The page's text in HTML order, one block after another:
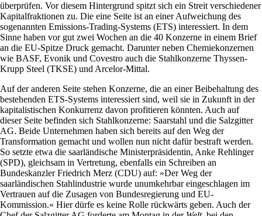
überprüfen. Vor diesem Hintergrund spitzt sich ein Streit verschiedener
Kapitalfraktionen zu. Die eine Seite ist an einer Aufweichung des
sogenannten Emissions-Trading-Systems (ETS) interessiert. In dem
Sinne haben vor gut zwei Wochen an die 40 Konzerne in einem Brief
an die EU-Spitze Druck gemacht. Darunter neben Chemiekonzernen
wie BASF, Evonik und Covestro auch die Stahlkonzerne Thyssen-
Krupp Steel (TKSE) und Arcelor-Mittal.
Auf der anderen Seite stehen Konzerne, die an einer Beibehaltung des
bestehenden ETS-Systems interessiert sind, weil sie in Zukunft in der
kapitalistischen Konkurrenz davon profitieren könnten. Auch auf
dieser Seite befinden sich Stahlkonzerne: Saarstahl und die Salzgitter
AG. Beide Unternehmen haben sich bereits auf den Weg der
Transformation gemacht und wollen nun nicht dafür bestraft werden.
So setzte etwa die saarländische Ministerpräsidentin, Anke Rehlinger
(SPD), gleichsam in Vertretung, ebenfalls ein Schreiben an
Bundeskanzler Friedrich Merz (CDU) auf: »Der Weg der
saarländischen Stahlindustrie wurde unumkehrbar eingeschlagen im
Vertrauen auf die Zusagen von Bundesregierung und EU-
Kommission.« Hier dürfe es keine Rolle rückwärts geben. Auch der